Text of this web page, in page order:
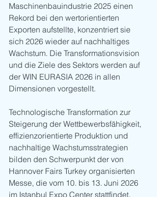
Maschinenbauindustrie 2025 einen
Rekord bei den wertorientierten
Exporten aufstellte, konzentriert sie
sich 2026 wieder auf nachhaltiges
Wachstum. Die Transformationsvision
und die Ziele des Sektors werden auf
der WIN EURASIA 2026 in allen
Dimensionen vorgestellt.
Technologische Transformation zur
Steigerung der Wettbewerbsfähigkeit,
effizienzorientierte Produktion und
nachhaltige Wachstumsstrategien
bilden den Schwerpunkt der von
Hannover Fairs Turkey organisierten
Messe, die vom 10. bis 13. Juni 2026
im Istanbul Expo Center stattfindet.